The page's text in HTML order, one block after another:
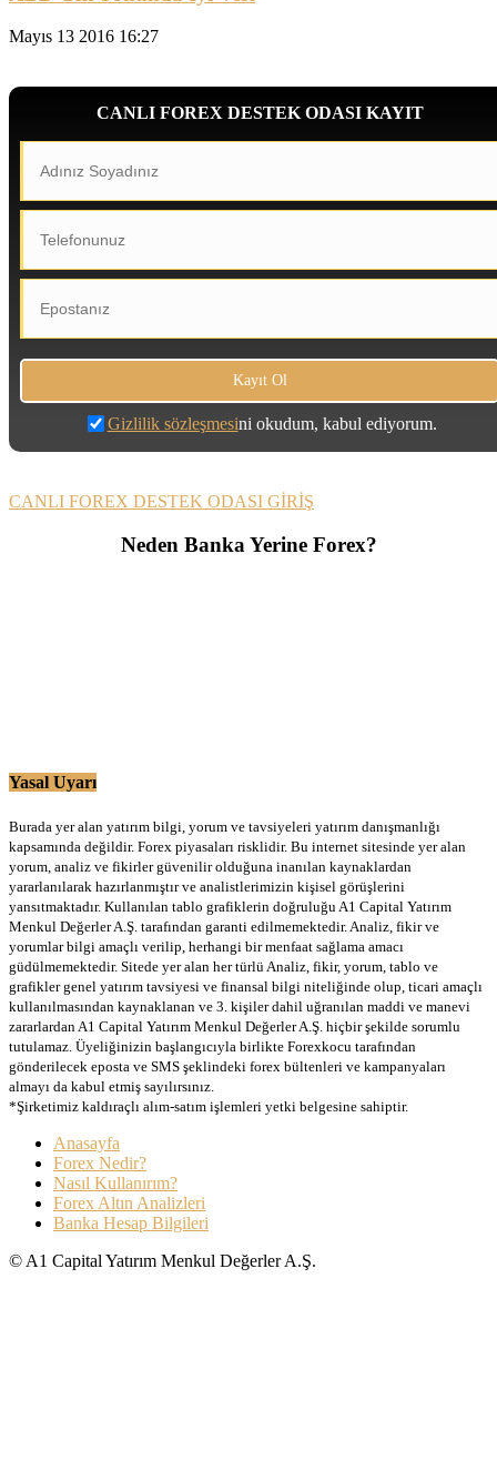
Mayıs 13 2016 16:27
CANLI FOREX DESTEK ODASI KAYIT
Gizlilik sözleşmesini okudum, kabul ediyorum.
CANLI FOREX DESTEK ODASI GİRİŞ
Neden Banka Yerine Forex?
Yasal Uyarı
Burada yer alan yatırım bilgi, yorum ve tavsiyeleri yatırım danışmanlığı
kapsamında değildir. Forex piyasaları risklidir. Bu internet sitesinde yer alan
yorum, analiz ve fikirler güvenilir olduğuna inanılan kaynaklardan
yararlanılarak hazırlanmıştır ve analistlerimizin kişisel görüşlerini
yansıtmaktadır. Kullanılan tablo grafiklerin doğruluğu A1 Capital Yatırım
Menkul Değerler A.Ş. tarafından garanti edilmemektedir. Analiz, fikir ve
yorumlar bilgi amaçlı verilip, herhangi bir menfaat sağlama amacı
güdülmemektedir. Sitede yer alan her türlü Analiz, fikir, yorum, tablo ve
grafikler genel yatırım tavsiyesi ve finansal bilgi niteliğinde olup, ticari amaçlı
kullanılmasından kaynaklanan ve 3. kişiler dahil uğranılan maddi ve manevi
zararlardan A1 Capital Yatırım Menkul Değerler A.Ş. hiçbir şekilde sorumlu
tutulamaz. Üyeliğinizin başlangıcıyla birlikte Forexkocu tarafından
gönderilecek eposta ve SMS şeklindeki forex bültenleri ve kampanyaları
almayı da kabul etmiş sayılırsınız.
*Şirketimiz kaldıraçlı alım-satım işlemleri yetki belgesine sahiptir.
Anasayfa
Forex Nedir?
Nasıl Kullanırım?
Forex Altın Analizleri
Banka Hesap Bilgileri
© A1 Capital Yatırım Menkul Değerler A.Ş.